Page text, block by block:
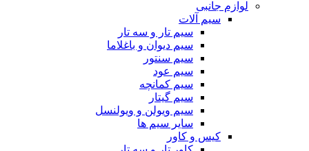
لوازم جانبی
سیم آلات
سیم تار و سه تار
سیم دیوان و باغلاما
سیم سنتور
سیم عود
سیم کمانچه
سیم گیتار
سیم ویولن و ویولنسل
سایر سیم ها
کیس و کاور